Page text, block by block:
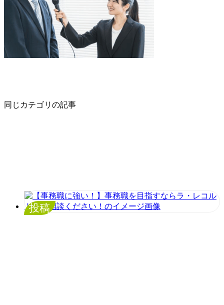
同じカテゴリの記事
投稿